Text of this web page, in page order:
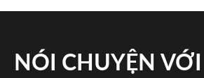
NÓI CHUYỆN